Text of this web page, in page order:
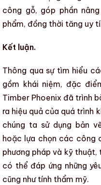
công gỗ, góp phần
phẩm, đồng thời tăng uy
Kết luận.
Thông qua sự tìm hiểu
gồm khái niệm, đặc
Timber Phoenix đã trình
ra hiệu quả của quá trình
chúng ta sử dụng bản
hoặc lựa chọn các công
phương pháp và kỹ thuật,
có thể đáp ứng những
cũng như tính thẩm mỹ.